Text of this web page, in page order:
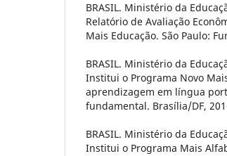
BRASIL. Ministério da
Relatório de Avaliação
Mais Educação. São Paulo:
BRASIL. Ministério da
Institui o Programa Novo
aprendizagem em língua
fundamental. Brasília/DF,
BRASIL. Ministério da
Institui o Programa Mais